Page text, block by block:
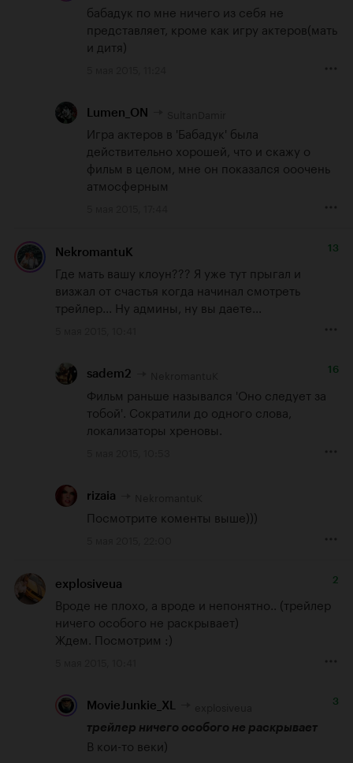
бабадук по мне ничего из себя не
представляет, кроме как игру актеров(мать
и дитя)
Lumen_ON
Игра актеров в 'Бабадук' была
действительно хорошей, что и скажу о
фильм в целом, мне он показался ооочень
атмосферным
NekromantuK 13
Где мать вашу клоун??? Я уже тут прыгал и
визжал от счастья когда начинал смотреть
трейлер... Ну админы, ну вы даете...
sadem2 16
Фильм раньше назывался 'Оно следует за
тобой'. Сократили до одного слова,
локализаторы хреновы.
rizaia
Посмотрите коменты выше)))
explosiveua 2
Вроде не плохо, а вроде и непонятно.. (трейлер
ничего особого не раскрывает)
Ждем. Посмотрим :)
MovieJunkie_XL 3
трейлер ничего особого не раскрывает
В кои-то веки)